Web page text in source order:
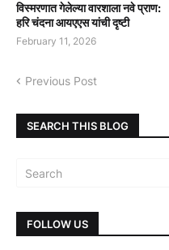
विस्मरणात गेलेल्या वारशाला नवे प्राण:
हरि चंदना आयएएस यांची दृष्टी
February 11, 2026
Previous Post
SEARCH THIS BLOG
FOLLOW US